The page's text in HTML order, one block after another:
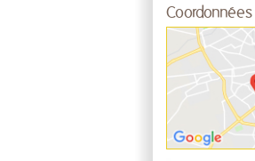
Coordonnées